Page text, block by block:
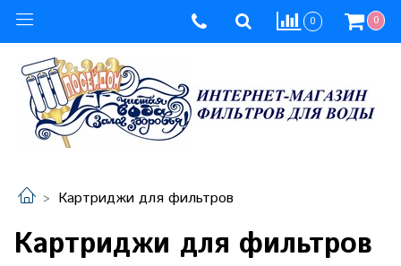
0 0
Картриджи для фильтров
Картриджи для фильтров